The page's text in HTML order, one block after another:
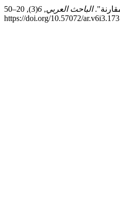
الباحث العربي,
6
(3), 20–50.
https://doi.org/10.57072/ar.v6i3.173